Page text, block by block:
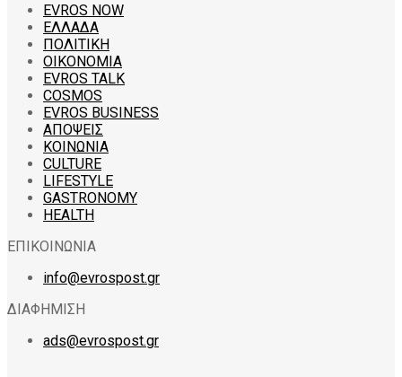
EVROS NOW
ΕΛΛΑΔΑ
ΠΟΛΙΤΙΚΗ
ΟΙΚΟΝΟΜΙΑ
EVROS TALK
COSMOS
EVROS BUSINESS
ΑΠΟΨΕΙΣ
ΚΟΙΝΩΝΙΑ
CULTURE
LIFESTYLE
GASTRONOMY
HEALTH
ΕΠΙΚΟΙΝΩΝΙΑ
info@evrospost.gr
ΔΙΑΦΗΜΙΣΗ
ads@evrospost.gr